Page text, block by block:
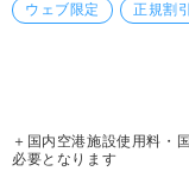
ウェブ限定 正規割
＋国内空港施設使用料・
必要となります